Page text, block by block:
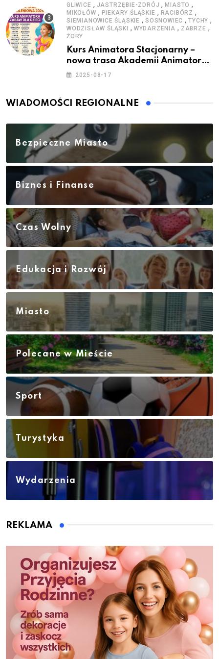
GLIWICE , JASTRZĘBIE-ZDRÓJ ,MIASTO ,
MIKOŁÓW , PIEKARY ŚLĄSKIE , RACIBÓRZ ,
SIEMIANOWICE ŚLĄSKIE ,SOSNOWIEC ,TYCHY ,
WODZISŁAW ŚLĄSKI , WYDARZENIA , ZABRZE ,
ŻORY
Kurs Animatora Stacjonarny –
nowa trasa Akademii Animatora
– jesień 2025
2025-08-17
WIADOMOŚCI REGIONALNE
Bezpieczne Miasto
Biznes i Finanse
Czas Wolny
Edukacja i Rozwój
Miasto
Polecane w Mieście
Sport
Turystyka
Wydarzenia
REKLAMA